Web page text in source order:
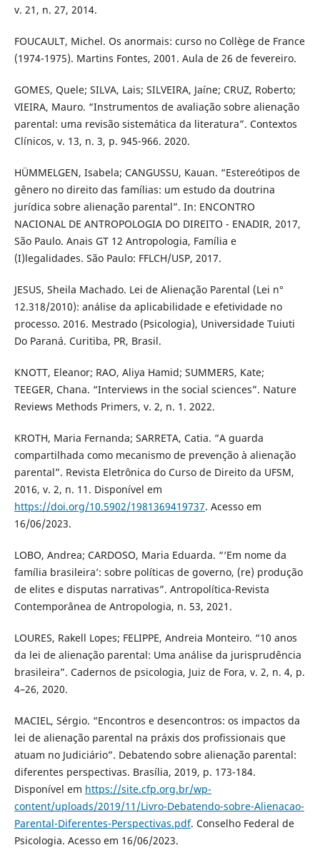
v. 21, n. 27, 2014.
FOUCAULT, Michel. Os anormais: curso no Collège de France
(1974-1975). Martins Fontes, 2001. Aula de 26 de fevereiro.
GOMES, Quele; SILVA, Lais; SILVEIRA, Jaíne; CRUZ, Roberto;
VIEIRA, Mauro. “Instrumentos de avaliação sobre alienação
parental: uma revisão sistemática da literatura”. Contextos
Clínicos, v. 13, n. 3, p. 945-966. 2020.
HÜMMELGEN, Isabela; CANGUSSU, Kauan. “Estereótipos de
gênero no direito das famílias: um estudo da doutrina
jurídica sobre alienação parental”. In: ENCONTRO
NACIONAL DE ANTROPOLOGIA DO DIREITO - ENADIR, 2017,
São Paulo. Anais GT 12 Antropologia, Família e
(I)legalidades. São Paulo: FFLCH/USP, 2017.
JESUS, Sheila Machado. Lei de Alienação Parental (Lei n°
12.318/2010): análise da aplicabilidade e efetividade no
processo. 2016. Mestrado (Psicologia), Universidade Tuiuti
Do Paraná. Curitiba, PR, Brasil.
KNOTT, Eleanor; RAO, Aliya Hamid; SUMMERS, Kate;
TEEGER, Chana. “Interviews in the social sciences”. Nature
Reviews Methods Primers, v. 2, n. 1. 2022.
KROTH, Maria Fernanda; SARRETA, Catia. “A guarda
compartilhada como mecanismo de prevenção à alienação
parental”. Revista Eletrônica do Curso de Direito da UFSM,
2016, v. 2, n. 11. Disponível em
https://doi.org/10.5902/1981369419737. Acesso em
16/06/2023.
LOBO, Andrea; CARDOSO, Maria Eduarda. “‘Em nome da
família brasileira’: sobre políticas de governo, (re) produção
de elites e disputas narrativas”. Antropolítica-Revista
Contemporânea de Antropologia, n. 53, 2021.
LOURES, Rakell Lopes; FELIPPE, Andreia Monteiro. “10 anos
da lei de alienação parental: Uma análise da jurisprudência
brasileira”. Cadernos de psicologia, Juiz de Fora, v. 2, n. 4, p.
4–26, 2020.
MACIEL, Sérgio. “Encontros e desencontros: os impactos da
lei de alienação parental na práxis dos profissionais que
atuam no Judiciário”. Debatendo sobre alienação parental:
diferentes perspectivas. Brasília, 2019, p. 173-184.
Disponível em https://site.cfp.org.br/wp-
content/uploads/2019/11/Livro-Debatendo-sobre-Alienacao-
Parental-Diferentes-Perspectivas.pdf. Conselho Federal de
Psicologia. Acesso em 16/06/2023.